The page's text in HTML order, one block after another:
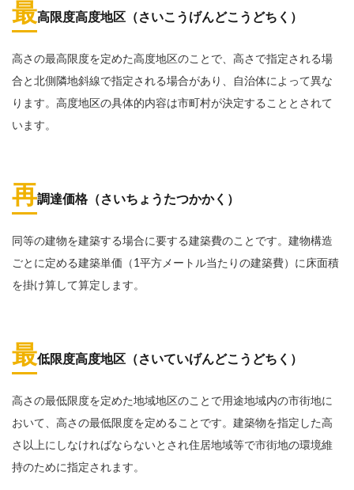
最高限度高度地区（さいこうげんどこうどちく）
高さの最高限度を定めた高度地区のことで、高さで指定される場
合と北側隣地斜線で指定される場合があり、自治体によって異な
ります。高度地区の具体的内容は市町村が決定することとされて
います。
再調達価格（さいちょうたつかかく）
同等の建物を建築する場合に要する建築費のことです。建物構造
ごとに定める建築単価（1平方メートル当たりの建築費）に床面積
を掛け算して算定します。
最低限度高度地区（さいていげんどこうどちく）
高さの最低限度を定めた地域地区のことで用途地域内の市街地に
おいて、高さの最低限度を定めることです。建築物を指定した高
さ以上にしなければならないとされ住居地域等で市街地の環境維
持のために指定されます。